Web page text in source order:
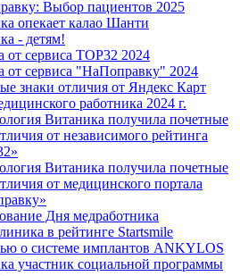
Выбор пациентов 2025
опекает калао Шанти
- детям!
от сервиса TOP32 2024
от сервиса "НаПоправку" 2024
знаки отличия от Яндекс Карт
работника 2024 г.
Витаника получила почетные
от независимого рейтинга
Витаника получила почетные
от медицинского портала
Дня медработника
в рейтинге Startsmile
о системе имплантов ANKYLOS
участник социальной программы